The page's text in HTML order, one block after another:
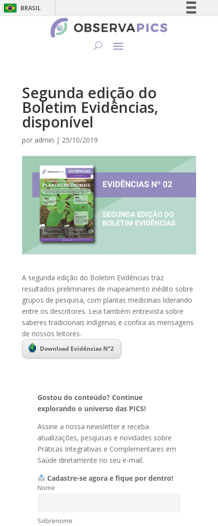
BRASIL
Simplifique!
Canais
Segunda edição do
Boletim Evidências,
disponível
por admin | 25/10/2019
A segunda edição do Boletim Evidências traz
resultados preliminares de mapeamento inédito sobre
grupos de pesquisa, com plantas medicinais liderando
entre os descritores. Leia também entrevista sobre
saberes tradicionais indígenas e confira as mensagens
de nossos leitores.
Download Evidências Nº2
Gostou do conteúdo? Continue
explorando o universo das PICS!
Assine a nossa newsletter e receba
atualizações, pesquisas e novidades sobre
Práticas Integrativas e Complementares em
Saúde diretamente no seu e-mail.
Cadastre-se agora e fique por dentro!
Nome
Sobrenome